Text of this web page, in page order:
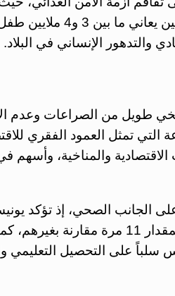
مستويات حادة من
والتدهور الإنساني في البلاد.
طويل من الصراعات وعدم
التي تمثل العمود الفقري
والمناخية،
الجانب الصحي، إذ تؤكد
التغذية الحاد أكثر عرضة للوفاة بمقدار
على التحصيل التعليمي